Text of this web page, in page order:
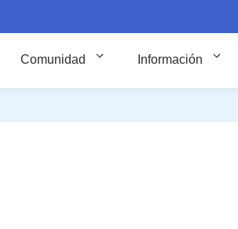
Comunidad Información